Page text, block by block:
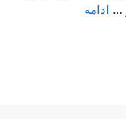
… ادامه